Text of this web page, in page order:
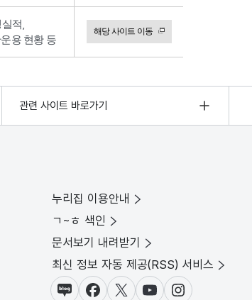
적,
용 현황 등
해당 사이트 이동
관련 사이트 바로가기
누리집 이용안내
ㄱ~ㅎ 색인
문서보기 내려받기
최신 정보 자동 제공(RSS) 서비스
블로그페이스북X(트위터)
유튜브인스타그램